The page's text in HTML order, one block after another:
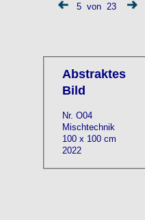
5 von 23
Abstraktes
Bild
Nr. O04
Mischtechnik
100 x 100 cm
2022